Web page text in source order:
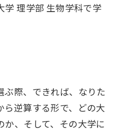
学 理学部 生物学科で学
ぶ際、できれば、なりた
ら逆算する形で、どの大
、そして、その大学に